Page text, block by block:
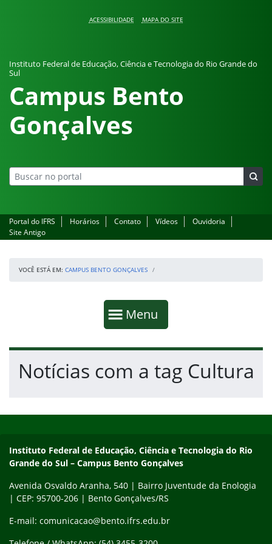
ACESSIBILIDADE MAPA DO SITE
Instituto Federal de Educação, Ciência e Tecnologia do Rio Grande do
Sul
Campus Bento
Gonçalves
Portal do IFRS Horários Contato Vídeos
Ouvidoria
Site Antigo
VOCÊ ESTÁ EM: CAMPUS BENTO GONÇALVES
Mostrar
Menu
Fim da navegação
Início do conteúdo
Notícias com a tag Cultura
Contato
Instituto Federal de Educação, Ciência e Tecnologia do Rio
Grande do Sul – Campus Bento Gonçalves
Avenida Osvaldo Aranha, 540 | Bairro Juventude da Enologia
| CEP: 95700-206 | Bento Gonçalves/RS
E-mail: comunicacao@bento.ifrs.edu.br